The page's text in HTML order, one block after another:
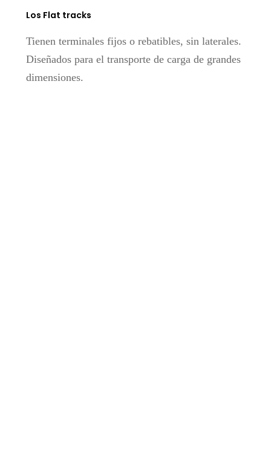
Los Flat tracks
Tienen terminales fijos o rebatibles, sin laterales.
Diseñados para el transporte de carga de grandes
dimensiones.